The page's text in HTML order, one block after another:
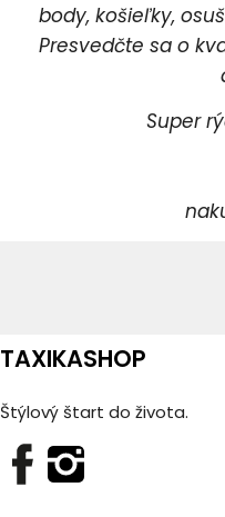
body, košieľky,
Presvedčte sa o
Super
Prajeme
TAXIKASHOP
Štýlový štart do života.